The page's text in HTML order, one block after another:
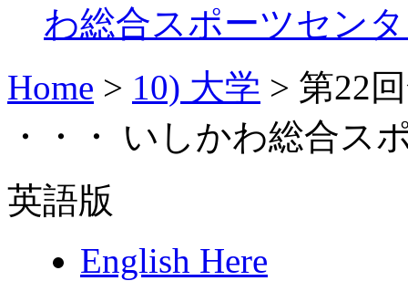
わ総合スポーツセン
Home > 10) 大学 > 第22
・・・ いしかわ総合ス
英語版
English Here